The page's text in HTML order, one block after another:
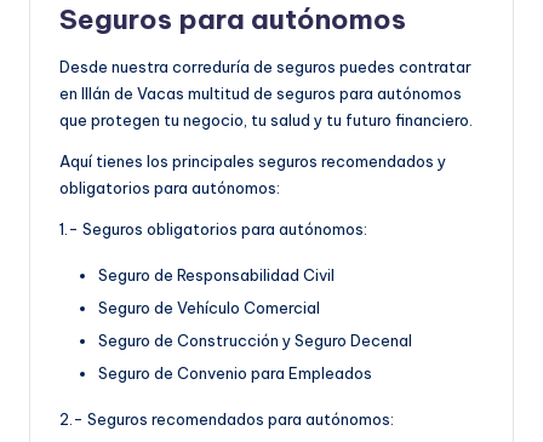
Seguros para autónomos
Desde nuestra correduría de seguros puedes contratar
en Illán de Vacas multitud de seguros para autónomos
que protegen tu negocio, tu salud y tu futuro financiero.
Aquí tienes los principales seguros recomendados y
obligatorios para autónomos:
1.- Seguros obligatorios para autónomos:
Seguro de Responsabilidad Civil
Seguro de Vehículo Comercial
Seguro de Construcción y Seguro Decenal
Seguro de Convenio para Empleados
2.- Seguros recomendados para autónomos: